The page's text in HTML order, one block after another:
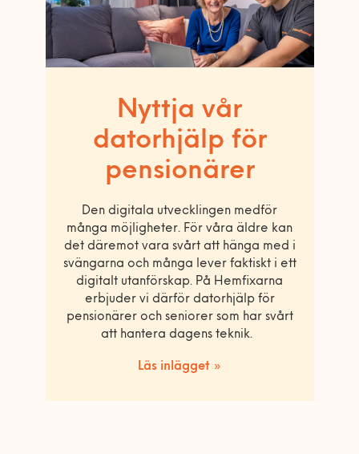
Nyttja vår
datorhjälp för
pensionärer
Den digitala utvecklingen medför
många möjligheter. För våra äldre kan
det däremot vara svårt att hänga med i
svängarna och många lever faktiskt i ett
digitalt utanförskap. På Hemfixarna
erbjuder vi därför datorhjälp för
pensionärer och seniorer som har svårt
att hantera dagens teknik.
Läs inlägget »